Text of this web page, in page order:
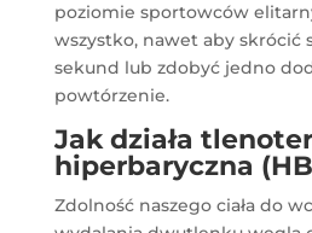
poziomie sportowców
wszystko, nawet aby skrócić
sekund lub zdobyć jedno
powtórzenie.
Jak działa
hiperbaryczna
Zdolność naszego ciała do